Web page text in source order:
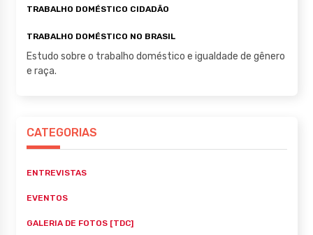
TRABALHO DOMÉSTICO CIDADÃO
TRABALHO DOMÉSTICO NO BRASIL
Estudo sobre o trabalho doméstico e igualdade de gênero
e raça.
CATEGORIAS
ENTREVISTAS
EVENTOS
GALERIA DE FOTOS [TDC]